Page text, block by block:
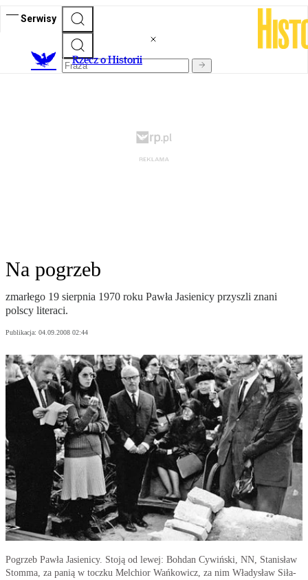
Serwisy
Rzecz o Historii
Na pogrzeb
zmarłego 19 sierpnia 1970 roku Pawła Jasienicy przyszli znani
polscy literaci.
Publikacja: 04.09.2008 02:44
Pogrzeb Pawła Jasienicy. Stoją od lewej: Bohdan Cywiński, NN, Stanisław
Stomma, za panią w toczku Melchior Wańkowicz, za nim Władysław Siła-